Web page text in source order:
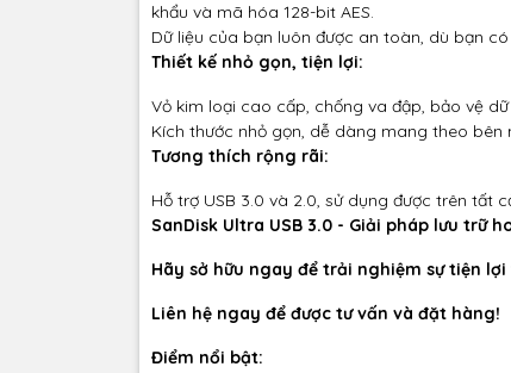
khẩu và mã hóa 128-bit AES.
Dữ liệu của bạn luôn được an toàn, dù bạn
Thiết kế nhỏ gọn, tiện lợi:
Vỏ kim loại cao cấp, chống va đập, bảo vệ
Kích thước nhỏ gọn, dễ dàng mang theo bên
Tương thích rộng rãi:
Hỗ trợ USB 3.0 và 2.0, sử dụng được trên tất
SanDisk Ultra USB 3.0 - Giải pháp lưu trữ
Hãy sở hữu ngay để trải nghiệm sự tiện
Liên hệ ngay để được tư vấn và đặt hàng!
Điểm nổi bật: